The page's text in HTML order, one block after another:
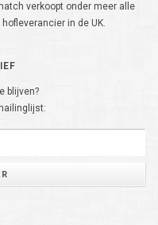
verkoopt onder meer alle
in de UK.
blijven?